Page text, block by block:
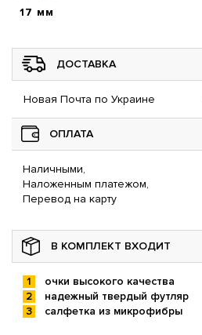
17 мм
ДОСТАВКА
Новая Почта по Украине
ОПЛАТА
Наличными,
Наложенным платежом,
Перевод на карту
В КОМПЛЕКТ ВХОДИТ
очки высокого качества
надежный твердый футляр
салфетка из микрофибры